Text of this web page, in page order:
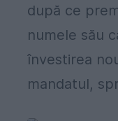
după ce
numele său
învestirea
mandatul,